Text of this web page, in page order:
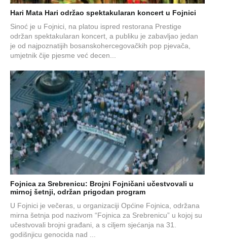
Hari Mata Hari održao spektakularan koncert u Fojnici
Sinoć je u Fojnici, na platou ispred restorana Prestige
održan spektakularan koncert, a publiku je zabavljao jedan
je od najpoznatijih bosanskohercegovačkih pop pjevača,
umjetnik čije pjesme već decen...
Fojnica za Srebrenicu: Brojni Fojničani učestvovali u
mirnoj šetnji, održan prigodan program
U Fojnici je večeras, u organizaciji Općine Fojnica, održana
mirna šetnja pod nazivom “Fojnica za Srebrenicu” u kojoj su
učestvovali brojni građani, a s ciljem sjećanja na 31.
godišnjicu genocida nad ...